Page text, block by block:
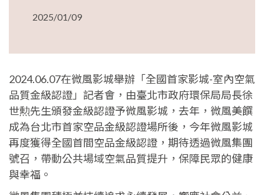
2025/01/09
2024.06.07在微風影城舉辦「全國首家影城-室內空氣
品質金級認證」記者會，由臺北市政府環保局局長徐
世勲先生頒發金級認證予微風影城，去年，微風美饌
成為台北市首家空品金級認證場所後，今年微風影城
再度獲得全國首間空品金級認證，期待透過微風集團
號召，帶動公共場域空氣品質提升，保障民眾的健康
與幸福。